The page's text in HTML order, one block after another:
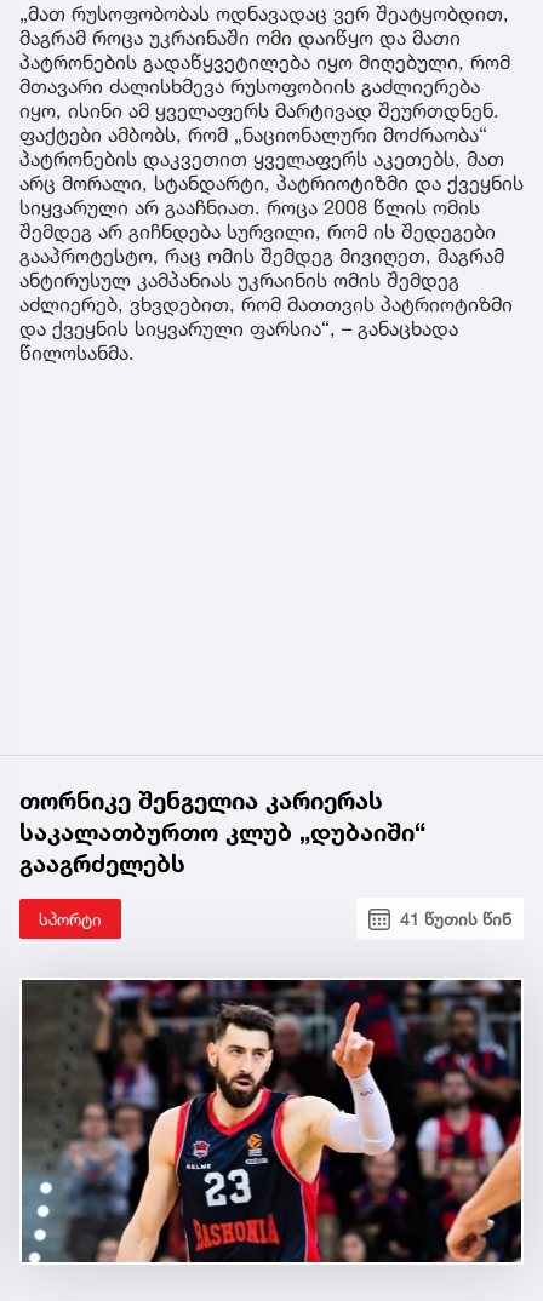
„მათ რუსოფობობას ოდნავადაც ვერ შეატყობდით,
მაგრამ როცა უკრაინაში ომი დაიწყო და მათი
პატრონების გადაწყვეტილება იყო მიღებული, რომ
მთავარი ძალისხმევა რუსოფობიის გაძლიერება
იყო, ისინი ამ ყველაფერს მარტივად შეურთდნენ.
ფაქტები ამბობს, რომ „ნაციონალური მოძრაობა“
პატრონების დაკვეთით ყველაფერს აკეთებს, მათ
არც მორალი, სტანდარტი, პატრიოტიზმი და ქვეყნის
სიყვარული არ გააჩნიათ. როცა 2008 წლის ომის
შემდეგ არ გიჩნდება სურვილი, რომ ის შედეგები
გააპროტესტო, რაც ომის შემდეგ მივიღეთ, მაგრამ
ანტირუსულ კამპანიას უკრაინის ომის შემდეგ
აძლიერებ, ვხვდებით, რომ მათთვის პატრიოტიზმი
და ქვეყნის სიყვარული ფარსია“, – განაცხადა
წილოსანმა.
თორნიკე შენგელია კარიერას
საკალათბურთო კლუბ „დუბაიში“
გააგრძელებს
სპორტი 41 წუთის წინ